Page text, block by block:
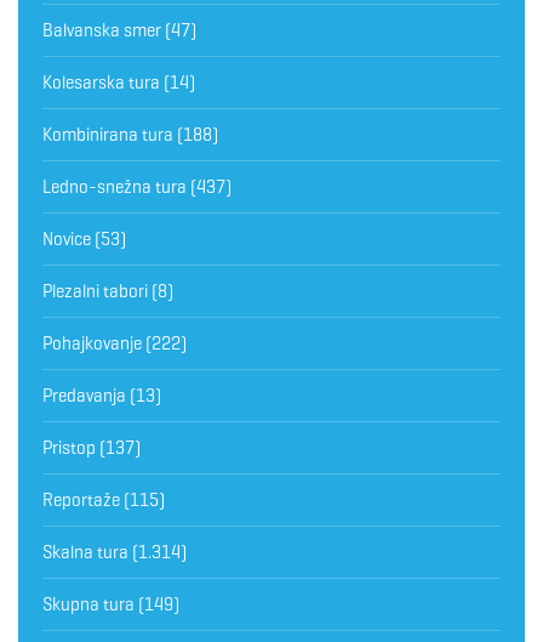
Balvanska smer (47)
Kolesarska tura (14)
Kombinirana tura (188)
Ledno-snežna tura (437)
Novice (53)
Plezalni tabori (8)
Pohajkovanje (222)
Predavanja (13)
Pristop (137)
Reportaže (115)
Skalna tura (1.314)
Skupna tura (149)